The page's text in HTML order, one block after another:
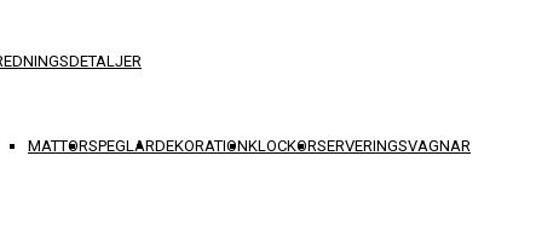
MATTORSPEGLARDEKORATIONKLOCKORSERVERINGSVAGNAR